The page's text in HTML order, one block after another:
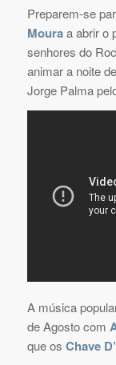
Preparem-se
Mouraa abrir o
senhores do
animar a noite
Jorge Palma
A música
de Agosto com
que os Chave